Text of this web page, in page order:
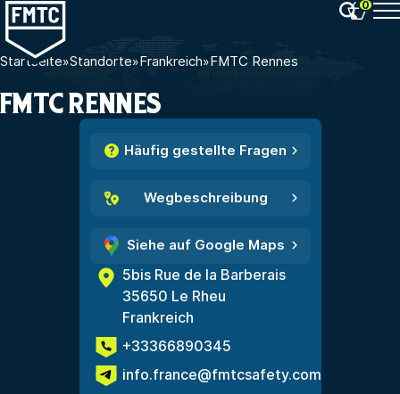
0
Startseite»Standorte»Frankreich»FMTC Rennes
FMTC RENNES
Häufig gestellte Fragen
Wegbeschreibung
Siehe auf Google Maps
5bis Rue de la Barberais
35650 Le Rheu
Frankreich
+33366890345
info.france@fmtcsafety.com